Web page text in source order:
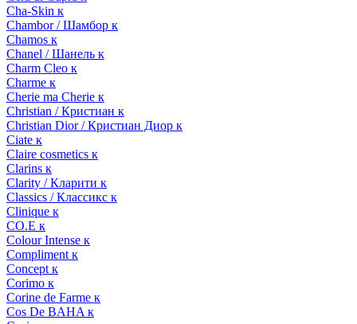
Cha-Skin к
Chambor / Шамбор к
Chamos к
Chanel / Шанель к
Charm Cleo к
Charme к
Cherie ma Cherie к
Christian / Кристиан к
Christian Dior / Кристиан Диор к
Ciate к
Claire cosmetics к
Clarins к
Clarity / Кларити к
Classics / Классикс к
Clinique к
CO.E к
Colour Intense к
Compliment к
Concept к
Corimo к
Corine de Farme к
Cos De BAHA к